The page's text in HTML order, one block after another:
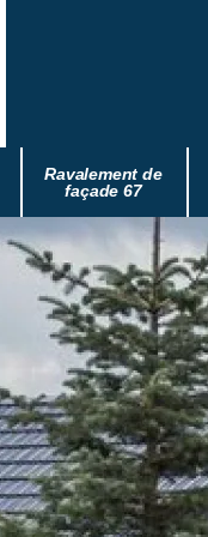
Ravalement de
façade 67